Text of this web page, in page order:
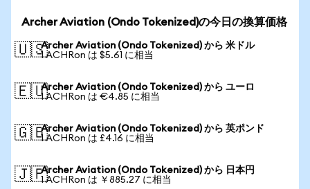
Archer Aviation (Ondo Tokenized)の今日の換算価格
🇺🇸Archer Aviation (Ondo Tokenized) から 米ドル
1 ACHRon は $5.61 に相当
🇪🇺Archer Aviation (Ondo Tokenized) から ユーロ
1 ACHRon は €4.85 に相当
🇬🇧Archer Aviation (Ondo Tokenized) から 英ポンド
1 ACHRon は £4.16 に相当
🇯🇵Archer Aviation (Ondo Tokenized) から 日本円
1 ACHRon は ￥885.27 に相当